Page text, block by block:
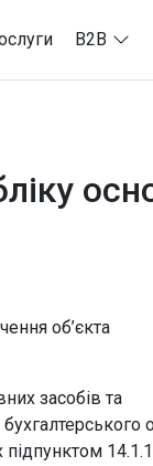
B2B
об’єкта
засобів та
підпунктом